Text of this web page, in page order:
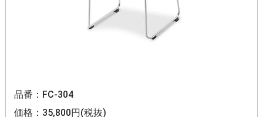
品番：FC-304
価格：35,800円(税抜)